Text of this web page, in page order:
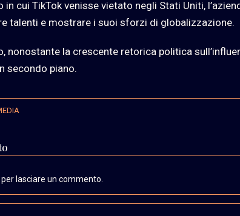
in cui TikTok venisse vietato negli Stati Uniti,
talenti e mostrare i suoi sforzi di globalizzazione.
nonostante la crescente retorica politica
secondo piano.
lasciare un commento.